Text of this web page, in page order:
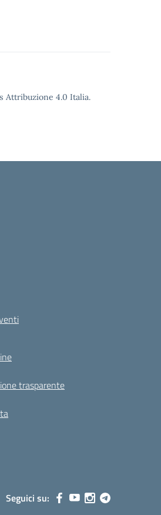
Attribuzione 4.0 Italia.
trasparente
Seguici su: